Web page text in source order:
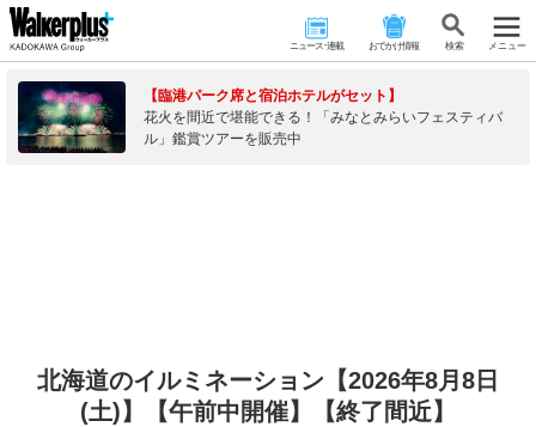
ニュース･連載 おでかけ情報 検 索 メニュー
【臨港パーク席と宿泊ホテルがセット】
花火を間近で堪能できる！「みなとみらいフェスティバ
ル」鑑賞ツアーを販売中
北海道のイルミネーション【2026年8月8日
(土)】【午前中開催】【終了間近】